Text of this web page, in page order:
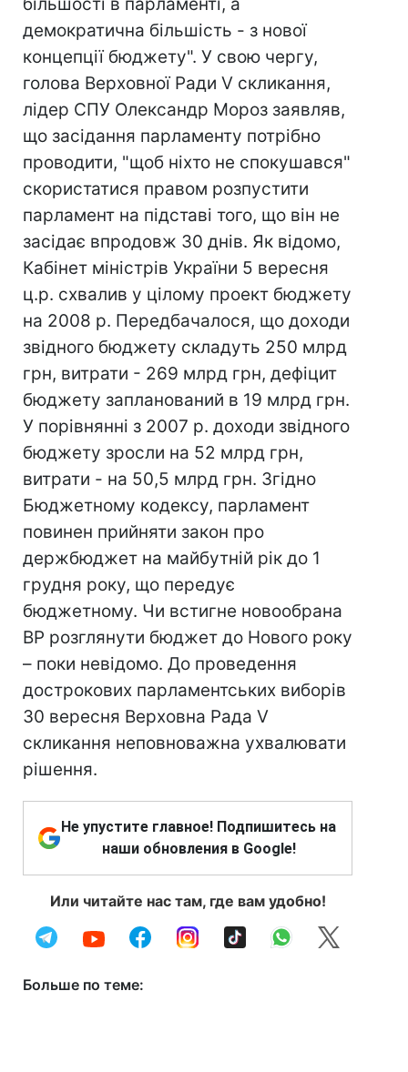
демократична більшість - з нової
концепції бюджету". У свою чергу,
голова Верховної Ради V скликання,
лідер СПУ Олександр Мороз заявляв,
що засідання парламенту потрібно
проводити, "щоб ніхто не спокушався"
скористатися правом розпустити
парламент на підставі того, що він не
засідає впродовж 30 днів. Як відомо,
Кабінет міністрів України 5 вересня
ц.р. схвалив у цілому проект бюджету
на 2008 р. Передбачалося, що доходи
звідного бюджету складуть 250 млрд
грн, витрати - 269 млрд грн, дефіцит
бюджету запланований в 19 млрд грн.
У порівнянні з 2007 р. доходи звідного
бюджету зросли на 52 млрд грн,
витрати - на 50,5 млрд грн. Згідно
Бюджетному кодексу, парламент
повинен прийняти закон про
держбюджет на майбутній рік до 1
грудня року, що передує
бюджетному. Чи встигне новообрана
ВР розглянути бюджет до Нового року
– поки невідомо. До проведення
дострокових парламентських виборів
30 вересня Верховна Рада V
скликання неповноважна ухвалювати
рішення.
Не упустите главное! Подпишитесь на
наши обновления в Google!
Или читайте нас там, где вам удобно!
Больше по теме: